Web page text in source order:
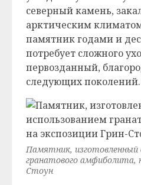
северный камень,
арктическим
памятник годами и
потребует сложного
первозданный,
следующих поколений.
Памятник, изготовленный
гранатового амфиболита,
Стоун